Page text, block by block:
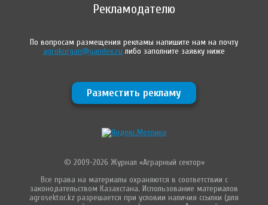
Рекламодателю
По вопросам размещения рекламы напишите нам на почту
agrokurgan@yandex.ru либо заполните заявку ниже
Разместить рекламу
© 2009-2026 Журнал «Аграрный сектор»
Все права на материалы охраняются в соответствии с
законодательством Казахстана. Использование материалов
agrosektor.kz разрешается при условии наличия ссылки (для